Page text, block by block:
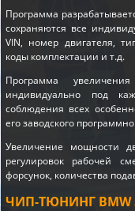
Программа
сохраняются все
VIN, номер двигателя,
коды комплектации и т.д.
Программа
индивидуально под
соблюдения всех
его заводского
Увеличение мощности
регулировок рабочей
форсунок, количества
ЧИП-ТЮНИНГ BMW